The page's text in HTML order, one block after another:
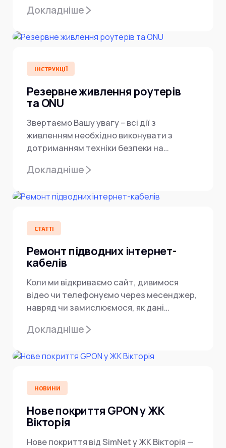
правильно заживити роутер...
Докладніше
ІНСТРУКЦІЇ
Резервне живлення роутерів
та ONU
Звертаємо Вашу увагу – всі дії з
живленням необхідно виконувати з
дотриманням техніки безпеки на
персональну...
Докладніше
СТАТТІ
Ремонт підводних інтернет-
кабелів
Коли ми відкриваємо сайт, дивимося
відео чи телефонуємо через месенджер,
навряд чи замислюємося, як дані
країнами....
Докладніше
НОВИНИ
Нове покриття GPON у ЖК
Вікторія
Нове покриття від SimNet у ЖК Вікторія —